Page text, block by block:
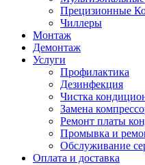
Прецизионные
Чиллеры
Монтаж
Демонтаж
Услуги
Профилактика
Дезинфекция
Чистка
Замена
Ремонт платы
Промывка и
Обслуживание
Оплата и доставка